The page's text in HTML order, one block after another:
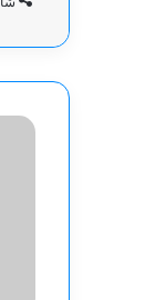
وزير: